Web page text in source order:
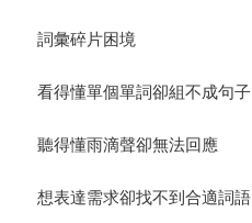
詞彙碎片困境
看得懂單個單詞卻組不成句子
聽得懂雨滴聲卻無法回應
想表達需求卻找不到合適詞語